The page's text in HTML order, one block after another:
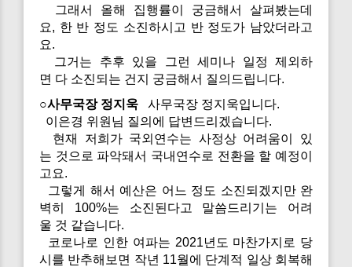
그래서 올해 집행률이 궁금해서 살펴봤는데
요, 한 반 정도 소진하시고 반 정도가 남았더라고
요.
그거는 추후 있을 그런 세미나 일정 제외하
면 다 소진되는 건지 궁금해서 질의드립니다.
○사무국장 정지욱 사무국장 정지욱입니다.
이은경 위원님 질의에 답변드리겠습니다.
현재 저희가 국외연수는 사정상 어려움이 있
는 것으로 파악돼서 국내연수로 전환을 할 예정이
고요.
그렇게 해서 예산은 어느 정도 소진되겠지만 완
벽히 100%는 소진된다고 말씀드리기는 어려
울 것 같습니다.
코로나로 인한 여파는 2021년도 마찬가지로 당
시를 반추해보면 작년 11월에 단계적 일상 회복해